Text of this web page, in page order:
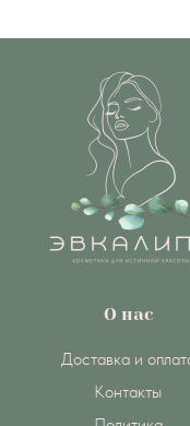
О нас
Доставка и
Контакты